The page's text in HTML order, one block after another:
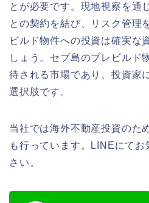
とが必要です。現地視察を通
との契約を結び、リスク管理
ビルド物件への投資は確実な
しょう。セブ島のプレビルド
待される市場であり、投資家
選択肢です。
当社では海外不動産投資のた
も行っています。LINEにて
さい。